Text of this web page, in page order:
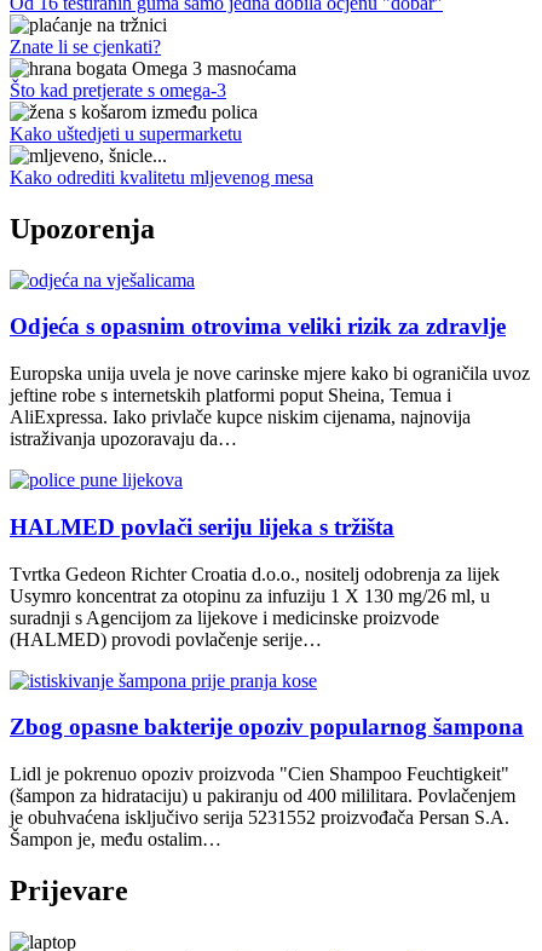
Znate li se cjenkati?
Što kad pretjerate s omega-3
Kako uštedjeti u supermarketu
Kako odrediti kvalitetu mljevenog mesa
Upozorenja
Odjeća s opasnim otrovima veliki rizik za zdravlje
Europska unija uvela je nove carinske mjere kako bi ograničila uvoz
jeftine robe s internetskih platformi poput Sheina, Temua i
AliExpressa. Iako privlače kupce niskim cijenama, najnovija
istraživanja upozoravaju da…
HALMED povlači seriju lijeka s tržišta
Tvrtka Gedeon Richter Croatia d.o.o., nositelj odobrenja za lijek
Usymro koncentrat za otopinu za infuziju 1 X 130 mg/26 ml, u
suradnji s Agencijom za lijekove i medicinske proizvode
(HALMED) provodi povlačenje serije…
Zbog opasne bakterije opoziv popularnog šampona
Lidl je pokrenuo opoziv proizvoda "Cien Shampoo Feuchtigkeit"
(šampon za hidrataciju) u pakiranju od 400 mililitara. Povlačenjem
je obuhvaćena isključivo serija 5231552 proizvođača Persan S.A.
Šampon je, među ostalim…
Prijevare